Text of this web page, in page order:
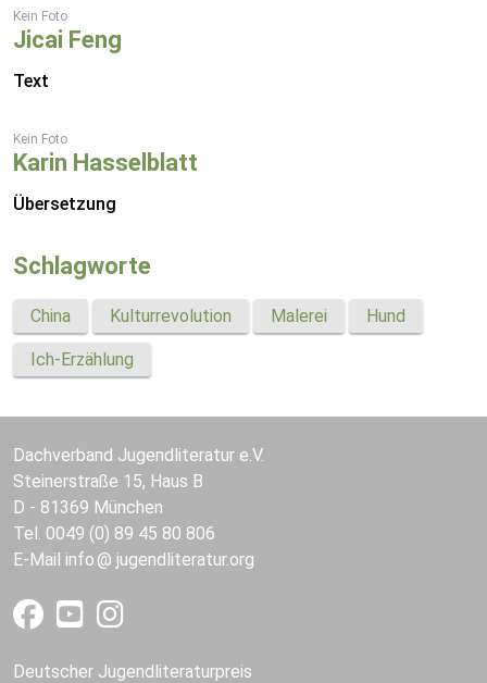
Kein Foto
Jicai Feng
Text
Kein Foto
Karin Hasselblatt
Übersetzung
Schlagworte
China Kulturrevolution Malerei Hund
Ich-Erzählung
Dachverband Jugendliteratur e.V.
Steinerstraße 15, Haus B
D - 81369 München
Tel. 0049 (0) 89 45 80 806
E-Mail info jugendliteratur.org
Deutscher Jugendliteraturpreis